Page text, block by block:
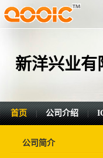
新洋兴业有
首页 | 公司介绍 |
公司简介